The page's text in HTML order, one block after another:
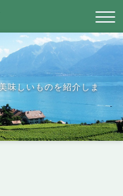
味しいものを紹介しま